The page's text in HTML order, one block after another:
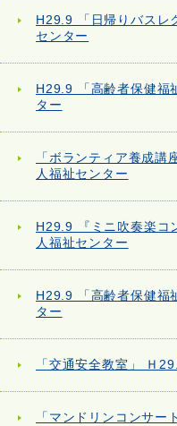
H29.9 「日帰りバスレ
センター
H29.9 「高齢者保健福
ター
「ボランティア養成
人福祉センター
H29.9 『ミニ吹奏楽コ
人福祉センター
H29.9 「高齢者保健福
ター
「交通安全教室」 Ｈ
「マンドリンコンサ